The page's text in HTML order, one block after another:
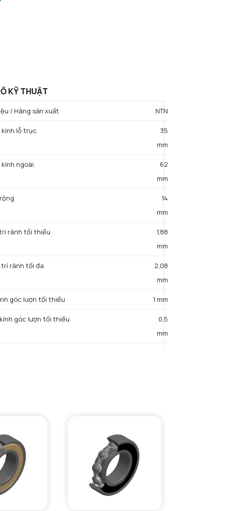
KỸ THUẬT
/ Hãng sản xuất NTN
lỗ trục
35
mm
kính ngoài
62
mm
14
mm
rãnh tối thiểu
1,88
mm
trí rãnh tối đa
2,08
mm
góc lượn tối thiểu 1 mm
góc lượn tối thiểu
0,5
mm
cách tới lỗ phun dầu
Đường kính ngoài tối đa của vòng chặn lắp ráp